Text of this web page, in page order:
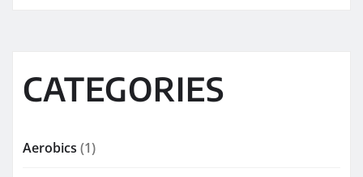
CATEGORIES
Aerobics (1)